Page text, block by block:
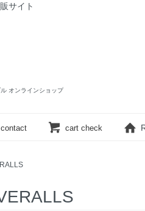
サイト
オンラインショップ
contact cart check